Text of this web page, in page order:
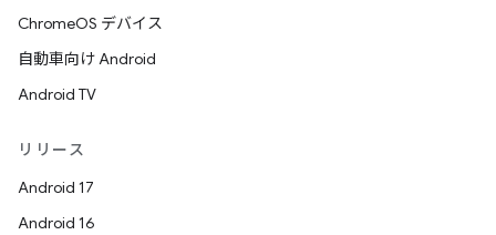
ChromeOS デバイス
自動車向け Android
Android TV
リリース
Android 17
Android 16